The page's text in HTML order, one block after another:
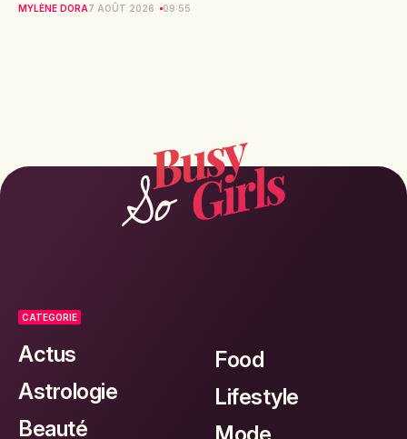
MYLÈNE DORA7 AOÛT 2026 09:55
CATEGORIE
Actus
Astrologie
Beauté
Food
Lifestyle